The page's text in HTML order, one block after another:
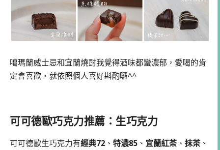
噶瑪蘭威士忌和宜蘭燒酎我覺得酒味都蠻濃郁，愛喝的肯
定會喜歡，就依照個人喜好斟酌囉^^
可可德歐巧克力推薦：生巧克力
可可德歐生巧克力有經典72 、 特濃85 、 宜蘭紅茶、 抹茶、